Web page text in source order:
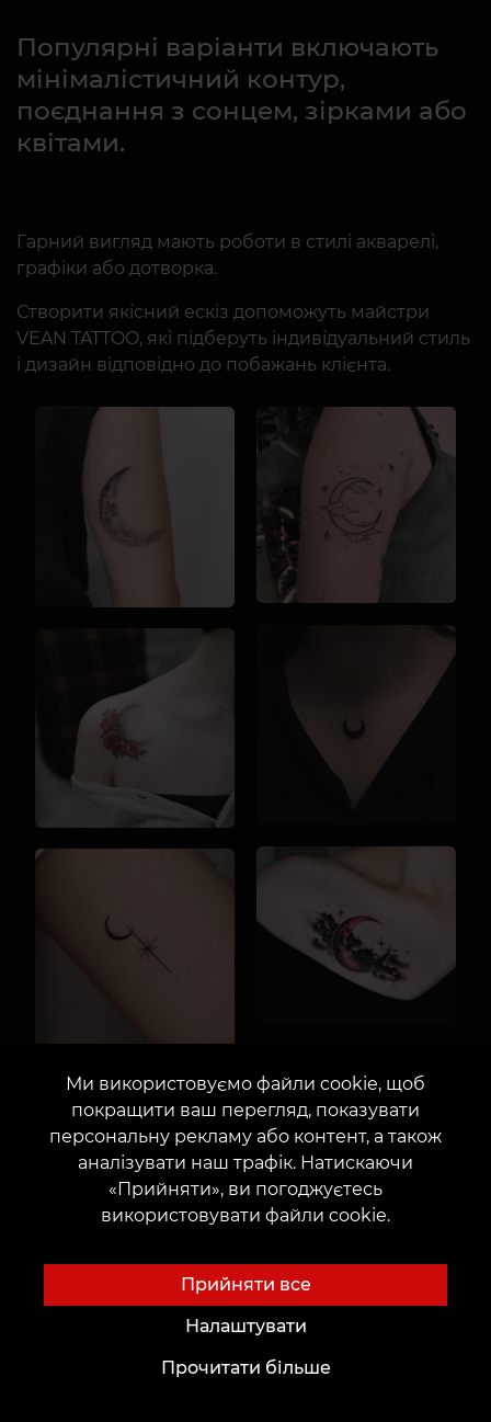
Популярні варіанти включають
мінімалістичний контур,
поєднання з сонцем, зірками або
квітами.
Гарний вигляд мають роботи в стилі акварелі,
графіки або дотворка.
Створити якісний ескіз допоможуть майстри
VEAN TATTOO, які підберуть індивідуальний стиль
і дизайн відповідно до побажань клієнта.
Ми використовуємо файли cookie, щоб
покращити ваш перегляд, показувати
персональну рекламу або контент, а також
аналізувати наш трафік. Натискаючи
«Прийняти», ви погоджуєтесь
використовувати файли cookie.
Прийняти все
Налаштувати
Прочитати більше